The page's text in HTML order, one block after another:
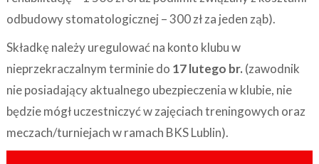
odbudowy stomatologicznej – 300 zł za jeden ząb).
Składkę należy uregulować na konto klubu w
nieprzekraczalnym terminie do 17 lutego br. (zawodnik
nie posiadający aktualnego ubezpieczenia w klubie, nie
będzie mógł uczestniczyć w zajęciach treningowych oraz
meczach/turniejach w ramach BKS Lublin).